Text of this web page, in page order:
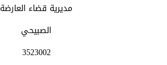
مديرية قضاء العارضة
الصبيحي
3523002